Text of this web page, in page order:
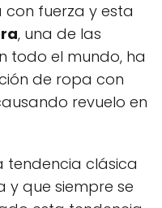
fuerza y esta
, una de las
todo el mundo, ha
de ropa con
revuelo en
tendencia clásica
que siempre se